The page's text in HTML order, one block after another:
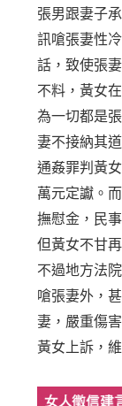
張男跟妻子
訊嗆張妻性
話，致使張
不料，黃女
為一切都是
妻不接納其
通姦罪判黃
萬元定讞。
撫慰金，民
但黃女不甘
不過地方法
嗆張妻外，
妻，嚴重傷
黃女上訴，